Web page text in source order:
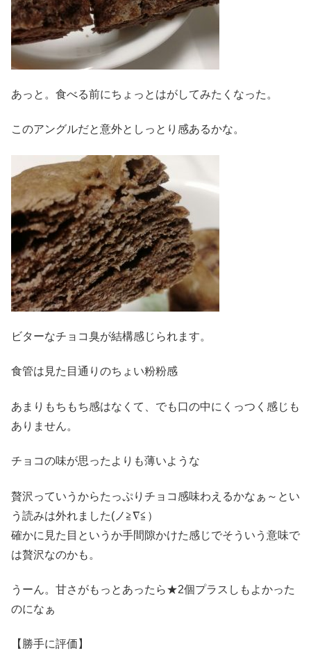
あっと。食べる前にちょっとはがしてみたくなった。
このアングルだと意外としっとり感あるかな。
ビターなチョコ臭が結構感じられます。
食管は見た目通りのちょい粉粉感
あまりもちもち感はなくて、でも口の中にくっつく感じも
ありません。
チョコの味が思ったよりも薄いような
贅沢っていうからたっぷりチョコ感味わえるかなぁ～とい
う読みは外れました(ノ≧∇≦）
確かに見た目というか手間隙かけた感じでそういう意味で
は贅沢なのかも。
うーん。甘さがもっとあったら★2個プラスしもよかった
のになぁ
【勝手に評価】